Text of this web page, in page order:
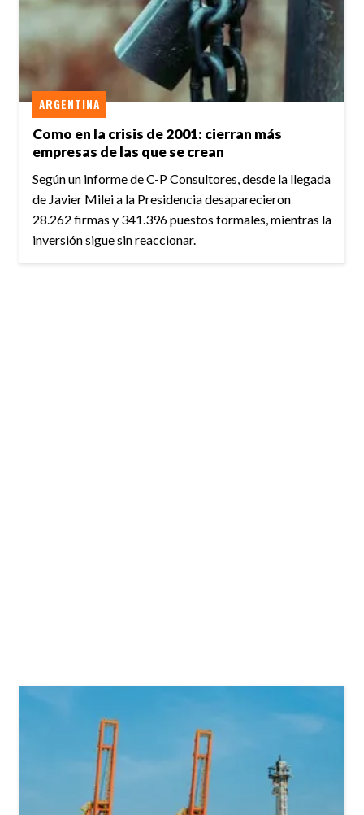
Como en la crisis de 2001: cierran más
empresas de las que se crean
ARGENTINA
Según un informe de C-P Consultores, desde la llegada
de Javier Milei a la Presidencia desaparecieron
28.262 firmas y 341.396 puestos formales, mientras la
inversión sigue sin reaccionar.